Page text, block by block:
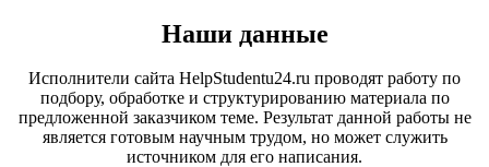
Наши данные
Исполнители сайта HelpStudentu24.ru проводят работу по
подбору, обработке и структурированию материала по
предложенной заказчиком теме. Результат данной работы не
является готовым научным трудом, но может служить
источником для его написания.